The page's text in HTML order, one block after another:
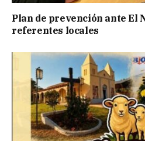
Plan de prevención ante El
referentes locales